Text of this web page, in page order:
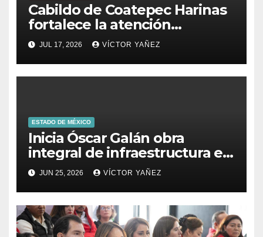
Cabildo de Coatepec Harinas
fortalece la atención
ciudadana y la toma de
decisiones
JUL 17, 2026 VÍCTOR YAÑEZ
ESTADO DE MÉXICO
Inicia Óscar Galán obra
integral de infraestructura en
Prolongación León Guzmán
JUN 25, 2026 VÍCTOR YAÑEZ